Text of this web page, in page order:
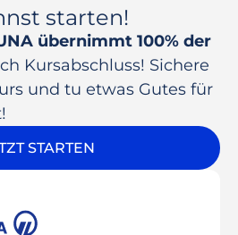
starten!
übernimmt 100% der
Kursabschluss! Sichere
und tu etwas Gutes für
STARTEN